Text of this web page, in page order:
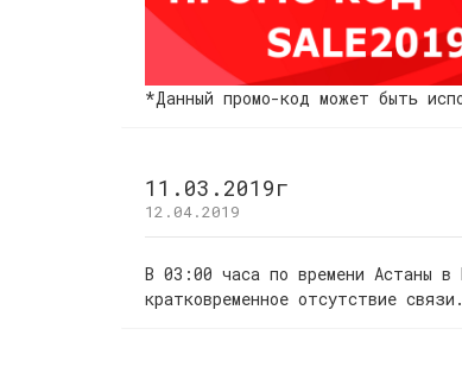
*Данный промо-код может быть
11.03.2019г
12.04.2019
В 03:00 часа по времени Астаны в
кратковременное отсутствие связи.